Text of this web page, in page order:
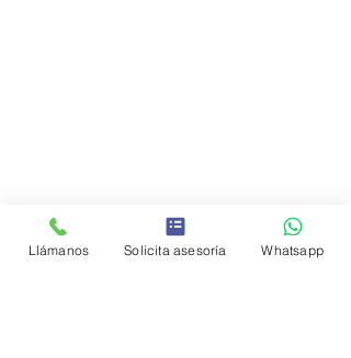
Llámanos Solicita asesoría Whatsapp